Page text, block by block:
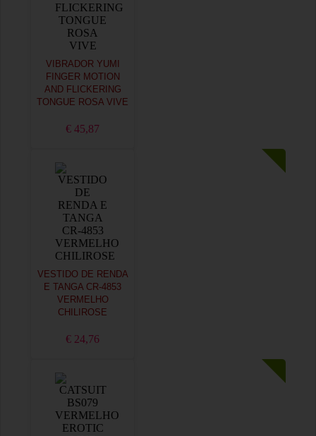
VIBRADOR YUMI
FINGER MOTION
AND FLICKERING
TONGUE ROSA VIVE
€ 45,87
VESTIDO DE RENDA
E TANGA CR-4853
VERMELHO
CHILIROSE
€ 24,76